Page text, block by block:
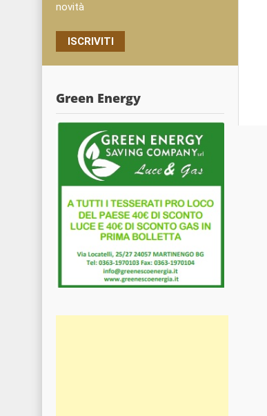
novità
ISCRIVITI
Green Energy